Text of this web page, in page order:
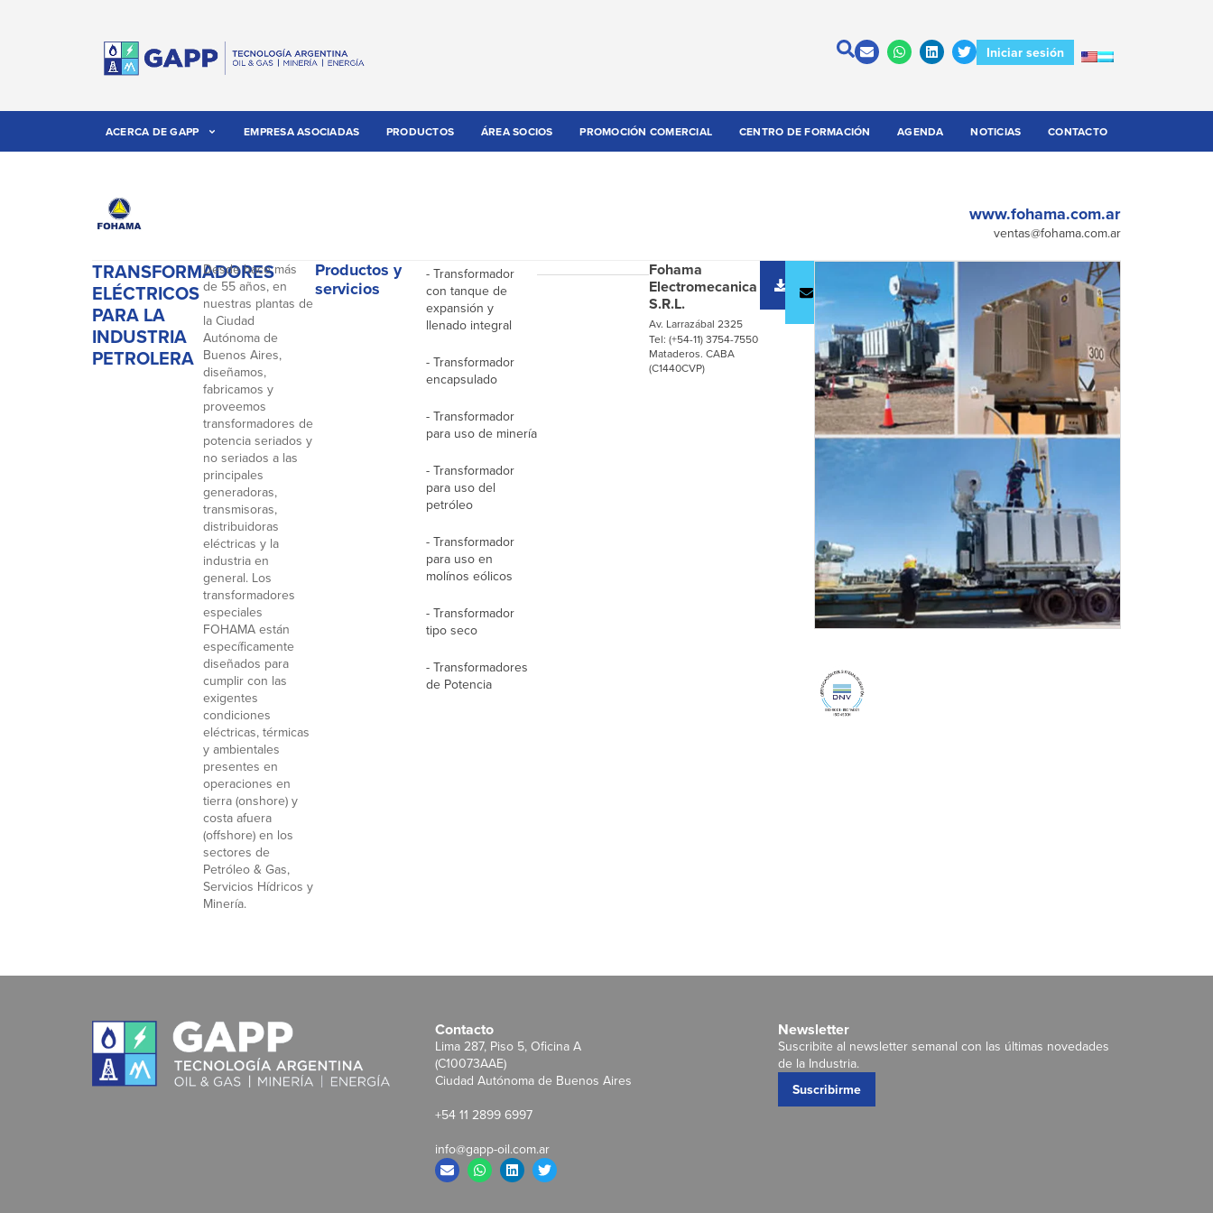
Iniciar sesión
ACERCA DE GAPP EMPRESA ASOCIADAS PRODUCTOS ÁREA SOCIOS PROMOCIÓN COMERCIAL CENTRO DE FORMACIÓN AGENDA NOTICIAS CONTACTO
www.fohama.com.ar
ventas@fohama.com.ar
TRANSFORMADORES
ELÉCTRICOS
PARA LA
INDUSTRIA
PETROLERA
Desde hace más
de 55 años, en
nuestras plantas de
la Ciudad
Autónoma de
Buenos Aires,
diseñamos,
fabricamos y
proveemos
transformadores de
potencia seriados y
no seriados a las
principales
generadoras,
transmisoras,
distribuidoras
eléctricas y la
industria en
general. Los
transformadores
especiales
FOHAMA están
específicamente
diseñados para
cumplir con las
exigentes
condiciones
eléctricas, térmicas
y ambientales
presentes en
operaciones en
tierra (onshore) y
costa afuera
(offshore) en los
sectores de
Petróleo & Gas,
Servicios Hídricos y
Minería.
Productos y
servicios
- Transformador
con tanque de
expansión y
llenado integral
- Transformador
encapsulado
- Transformador
para uso de minería
- Transformador
para uso del
petróleo
- Transformador
para uso en
molínos eólicos
- Transformador
tipo seco
- Transformadores
de Potencia
Fohama
Electromecanica
S.R.L.
Av. Larrazábal 2325
Tel: (+54-11) 3754-7550
Mataderos. CABA
(C1440CVP)
catálogo
a la
empresa
Contacto
Lima 287, Piso 5, Oficina A
(C10073AAE)
Ciudad Autónoma de Buenos Aires
+54 11 2899 6997
info@gapp-oil.com.ar
Newsletter
Suscribite al newsletter semanal con las últimas novedades
de la Industria.
Suscribirme